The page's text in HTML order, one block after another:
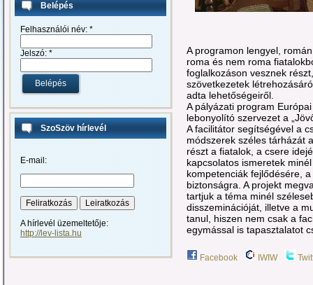
Belépés
Felhasználói név: *
Jelszó: *
SzoSzöv hírlevél
E-mail:
A hírlevél üzemeltetője:
http://lev-lista.hu
A programon lengyel,
roma és nem roma
foglalkozáson vesznek
szövetkezetek
adta lehetőségeiről.
A pályázati program
lebonyolító szervezet a
A facilitátor segítségével a
módszerek széles tárházát
részt a fiatalok, a csere
kapcsolatos ismeretek
kompetenciák fejlődésére,
biztonságra. A projekt
tartjuk a téma minél
disszeminációját, illetve a
tanul, hiszen nem csak a
egymással is tapasztalatot
Facebook IWIW